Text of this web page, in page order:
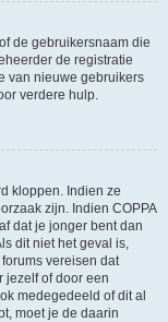
de gebruikersnaam die
de registratie
van nieuwe gebruikers
verdere hulp.
kloppen. Indien ze
zijn. Indien COPPA
dat je jonger bent dan
dit niet het geval is,
vereisen dat
jezelf of door een
medegedeeld of dit al
moet je de daarin